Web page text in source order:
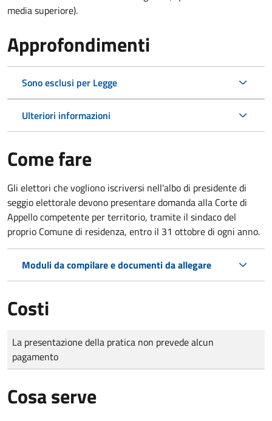
media superiore).
Approfondimenti
Sono esclusi per Legge
Ulteriori informazioni
Come fare
Gli elettori che vogliono iscriversi nell'albo di presidente di
seggio elettorale devono presentare domanda alla Corte di
Appello competente per territorio, tramite il sindaco del
proprio Comune di residenza, entro il 31 ottobre di ogni anno.
Moduli da compilare e documenti da allegare
Costi
Tipo di pagamento
Importo
La presentazione della pratica non prevede alcun
pagamento
Cosa serve